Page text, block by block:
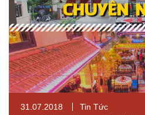
31.07.2018
Tin Tức